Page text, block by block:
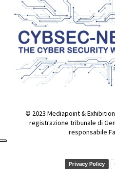
© 2023 Mediapoint &
registrazione tribunale di
responsabile
Privacy Policy